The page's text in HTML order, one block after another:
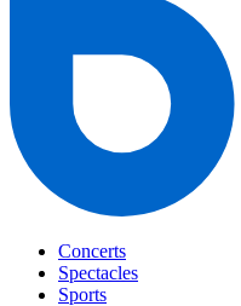
Concerts
Spectacles
Sports